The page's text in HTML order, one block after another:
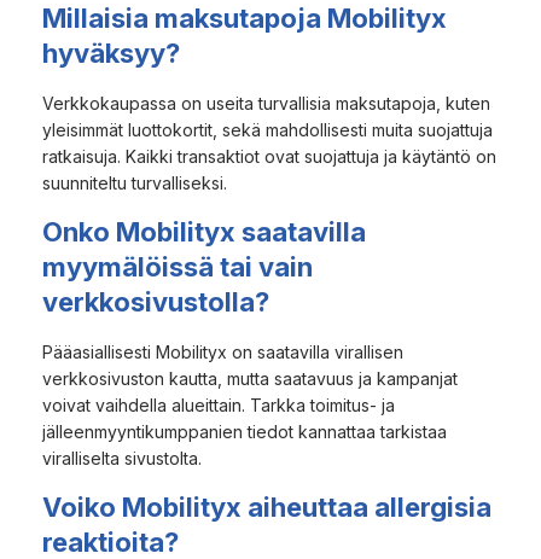
Millaisia maksutapoja Mobilityx
hyväksyy?
Verkkokaupassa on useita turvallisia maksutapoja, kuten
yleisimmät luottokortit, sekä mahdollisesti muita suojattuja
ratkaisuja. Kaikki transaktiot ovat suojattuja ja käytäntö on
suunniteltu turvalliseksi.
Onko Mobilityx saatavilla
myymälöissä tai vain
verkkosivustolla?
Pääasiallisesti Mobilityx on saatavilla virallisen
verkkosivuston kautta, mutta saatavuus ja kampanjat
voivat vaihdella alueittain. Tarkka toimitus- ja
jälleenmyyntikumppanien tiedot kannattaa tarkistaa
viralliselta sivustolta.
Voiko Mobilityx aiheuttaa allergisia
reaktioita?